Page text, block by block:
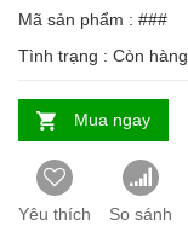
Mã sản phẩm : ###
Tình trạng : Còn hàng
Mua ngay
Yêu thích So sánh